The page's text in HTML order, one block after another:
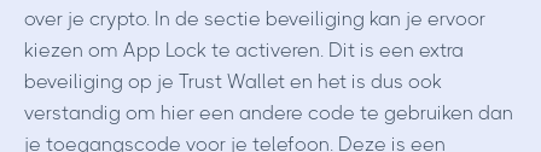
over je crypto. In de sectie beveiliging kan je ervoor
kiezen om App Lock te activeren. Dit is een extra
beveiliging op je Trust Wallet en het is dus ook
verstandig om hier een andere code te gebruiken dan
je toegangscode voor je telefoon. Deze is een